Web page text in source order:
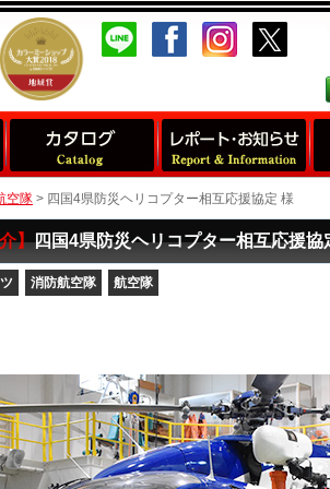
空隊 > 四国4県防災ヘリコプター相互応援協定 様
】四国4県防災ヘリコプター相互応援協
消防航空隊 航空隊